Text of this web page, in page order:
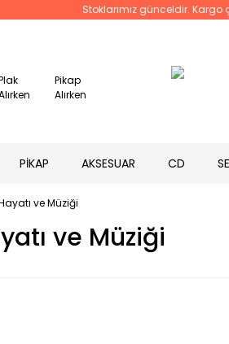
Stoklarımız günceldir. Kargo
Pikap
Alırken
PİKAP AKSESUAR CD
ve Müziği
ve Müziği